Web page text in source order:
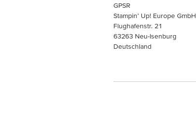
GPSR
Stampin’ Up! Europe GmbH
Flughafenstr. 21
63263 Neu-Isenburg
Deutschland